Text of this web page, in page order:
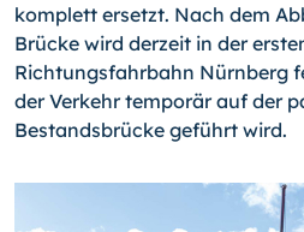
komplett ersetzt. Nach dem
Brücke wird derzeit in der
Richtungsfahrbahn Nürnberg
der Verkehr temporär auf der
Bestandsbrücke geführt wird.